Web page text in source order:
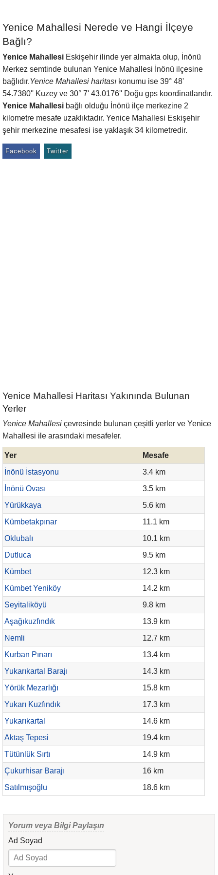
Yenice Mahallesi Nerede ve Hangi İlçeye
Bağlı?
Yenice Mahallesi Eskişehir ilinde yer almakta olup, İnönü
Merkez semtinde bulunan Yenice Mahallesi İnönü ilçesine
bağlıdır.Yenice Mahallesi haritası konumu ise 39° 48'
54.7380'' Kuzey ve 30° 7' 43.0176'' Doğu gps koordinatlarıdır.
Yenice Mahallesi bağlı olduğu İnönü ilçe merkezine 2
kilometre mesafe uzaklıktadır. Yenice Mahallesi Eskişehir
şehir merkezine mesafesi ise yaklaşık 34 kilometredir.
Facebook Twitter
Yenice Mahallesi Haritası Yakınında Bulunan
Yerler
Yenice Mahallesi çevresinde bulunan çeşitli yerler ve Yenice
Mahallesi ile arasındaki mesafeler.
Yer
Mesafe
İnönü İstasyonu
3.4 km
İnönü Ovası
3.5 km
Yürükkaya
5.6 km
Kümbetakpınar
11.1 km
Oklubalı
10.1 km
Dutluca
9.5 km
Kümbet
12.3 km
Kümbet Yeniköy
14.2 km
Seyitaliköyü
9.8 km
Aşağıkuzfındık
13.9 km
Nemli
12.7 km
Kurban Pınarı
13.4 km
Yukarıkartal Barajı
14.3 km
Yörük Mezarlığı
15.8 km
Yukarı Kuzfındık
17.3 km
Yukarıkartal
14.6 km
Aktaş Tepesi
19.4 km
Tütünlük Sırtı
14.9 km
Çukurhisar Barajı
16 km
Satılmışoğlu
18.6 km
Yorum veya Bilgi Paylaşın
Ad Soyad